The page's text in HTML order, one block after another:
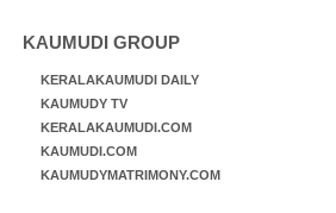
KAUMUDI GROUP
KERALAKAUMUDI DAILY
KAUMUDY TV
KERALAKAUMUDI.COM
KAUMUDI.COM
KAUMUDYMATRIMONY.COM